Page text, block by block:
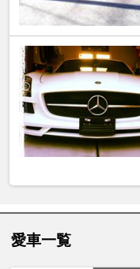
愛車一覧